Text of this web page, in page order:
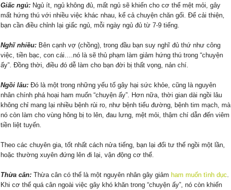
Giấc ngủ: Ngủ ít, ngủ không đủ, mất ngủ sẽ khiến cho cơ thể mệt mỏi, gây
mất hứng thú với nhiều việc khác nhau, kể cả chuyện chăn gối. Để cải thiện,
bạn cần điều chỉnh lại giấc ngủ, mỗi ngày ngủ đủ từ 7-9 tiếng.
Nghĩ nhiều: Bên cạnh vợ (chồng), trong đầu bạn suy nghĩ đủ thứ như công
việc, tiền bạc, con cái….nó là sẽ thủ phạm làm giảm hứng thú trong “chuyện
ấy”. Đồng thời, điều đó dễ làm cho bạn đời bị thất vọng, nản chí.
Ngồi lâu: Đó là một trong những yếu tố gây hại sức khỏe, cũng là nguyên
nhân chính phá hoại ham muốn “chuyện ấy”. Hơn nữa, thời gian dài ngồi lâu
không chỉ mang lại nhiều bệnh rủi ro, như bệnh tiểu đường, bệnh tim mạch, mà
nó còn làm cho vùng hông bị to lên, đau lưng, mệt mỏi, thậm chí dẫn đến viêm
tiền liệt tuyến.
Theo các chuyên gia, tốt nhất cách nửa tiếng, bạn lại đổi tư thế ngồi một lần,
hoặc thường xuyên đứng lên đi lại, vận động cơ thể.
Thừa cân: Thừa cân có thể là một nguyên nhân gây giảm ham muốn tình dục
Khi cơ thể quá cân ngoài việc gây khó khăn trong “chuyện ấy”, nó còn khiến